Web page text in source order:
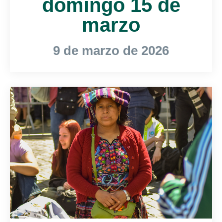
domingo 15 de
marzo
9 de marzo de 2026